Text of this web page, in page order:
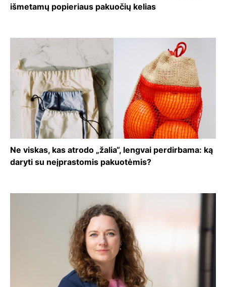
išmetamų popieriaus pakuočių kelias
Ne viskas, kas atrodo „žalia“, lengvai perdirbama: ką
daryti su neįprastomis pakuotėmis?